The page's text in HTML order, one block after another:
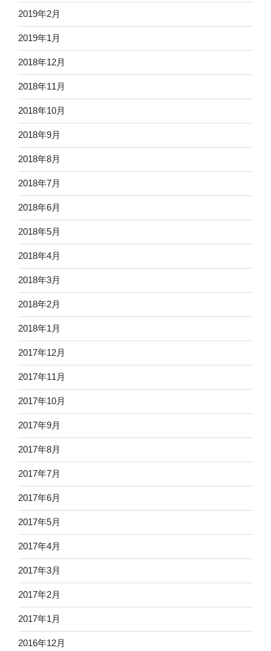
2019年2月
2019年1月
2018年12月
2018年11月
2018年10月
2018年9月
2018年8月
2018年7月
2018年6月
2018年5月
2018年4月
2018年3月
2018年2月
2018年1月
2017年12月
2017年11月
2017年10月
2017年9月
2017年8月
2017年7月
2017年6月
2017年5月
2017年4月
2017年3月
2017年2月
2017年1月
2016年12月